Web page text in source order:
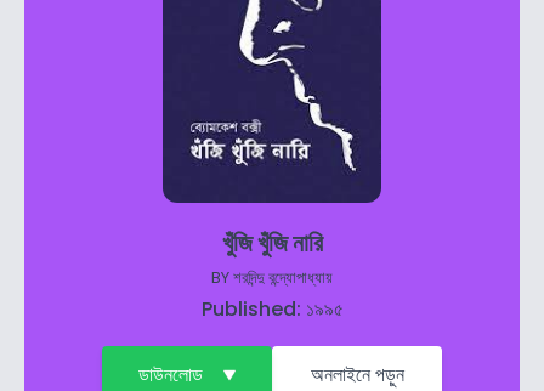
খুঁজি খুঁজি নারি
BYশরদিন্দু বন্দ্যোপাধ্যায়
Published: ১৯৯৫
ডাউনলোড অনলাইনে পড়ুন